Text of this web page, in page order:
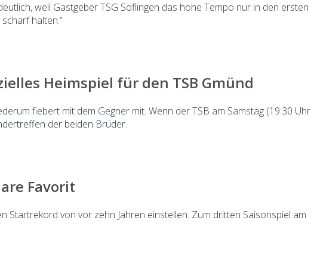
weil Gastgeber TSG Söflingen das hohe Tempo nur in den ersten
halten.“
Heimspiel für den TSB Gmünd
fiebert mit dem Gegner mit. Wenn der TSB am Samstag (19:30 Uhr
der beiden Brüder.
Favorit
von vor zehn Jahren einstellen. Zum dritten Saisonspiel am